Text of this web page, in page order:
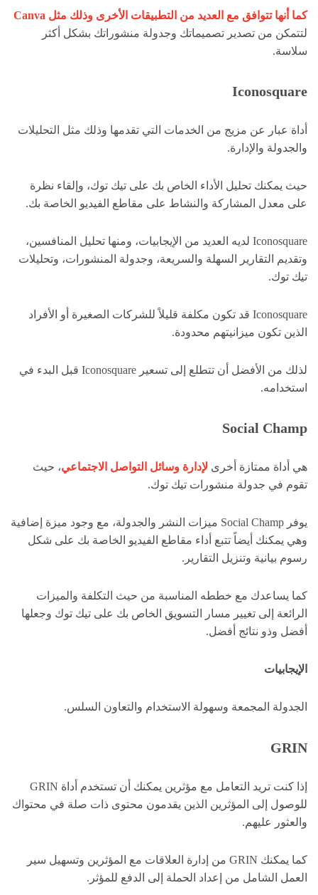
كما أنها تتوافق مع العديد من التطبيقات الأخرى وذلك مثل Canva
لتتمكن من تصدير تصميماتك وجدولة منشوراتك بشكل أكثر
سلاسة.
Iconosquare
أداة عبار عن مزيج من الخدمات التي تقدمها وذلك مثل التحليلات
والجدولة والإدارة.
حيث يمكنك تحليل الأداء الخاص بك على تيك توك، وإلقاء نظرة
على معدل المشاركة والنشاط على مقاطع الفيديو الخاصة بك.
Iconosquare لديه العديد من الإيجابيات، ومنها تحليل المنافسين،
وتقديم التقارير السهلة والسريعة، وجدولة المنشورات، وتحليلات
تيك توك.
Iconosquare قد تكون مكلفة قليلاً للشركات الصغيرة أو الأفراد
الذين تكون ميزانيتهم محدودة.
لذلك من الأفضل أن تتطلع إلى تسعير Iconosquare قبل البدء في
استخدامه.
Social Champ
هي أداة ممتازة أخرى لإدارة وسائل التواصل الاجتماعي، حيث
تقوم في جدولة منشورات تيك توك.
يوفر Social Champ ميزات النشر والجدولة، مع وجود ميزة إضافية
وهي يمكنك أيضاً تتبع أداء مقاطع الفيديو الخاصة بك على شكل
رسوم بيانية وتنزيل التقارير.
كما يساعدك مع خططه المناسبة من حيث التكلفة والميزات
الرائعة إلى تغيير مسار التسويق الخاص بك على تيك توك وجعلها
أفضل وذو نتائج أفضل.
الإيجابيات
الجدولة المجمعة وسهولة الاستخدام والتعاون السلس.
GRIN
إذا كنت تريد التعامل مع مؤثرين يمكنك أن تستخدم أداة GRIN
للوصول إلى المؤثرين الذين يقدمون محتوى ذات صلة في محتواك
والعثور عليهم.
كما يمكنك GRIN من إدارة العلاقات مع المؤثرين وتسهيل سير
العمل الشامل من إعداد الحملة إلى الدفع للمؤثر.